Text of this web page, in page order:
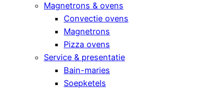
Magnetrons & ovens
Convectie ovens
Magnetrons
Pizza ovens
Service & presentatie
Bain-maries
Soepketels